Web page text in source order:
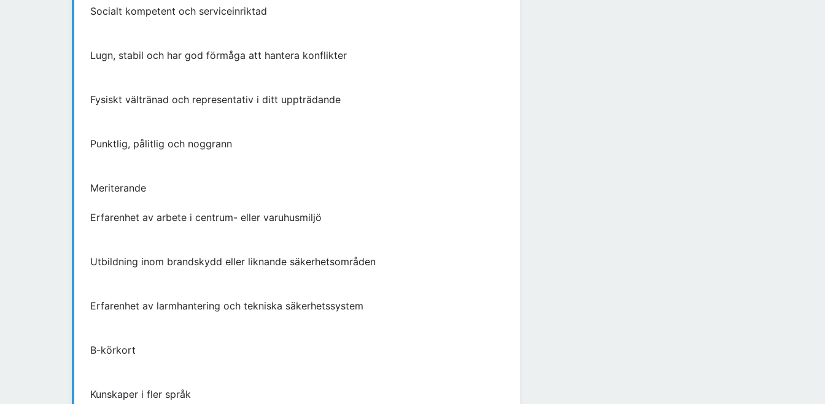
Socialt kompetent och serviceinriktad
Lugn, stabil och har god förmåga att hantera konflikter
Fysiskt vältränad och representativ i ditt uppträdande
Punktlig, pålitlig och noggrann
Meriterande
Erfarenhet av arbete i centrum- eller varuhusmiljö
Utbildning inom brandskydd eller liknande säkerhetsområden
Erfarenhet av larmhantering och tekniska säkerhetssystem
B-körkort
Kunskaper i fler språk